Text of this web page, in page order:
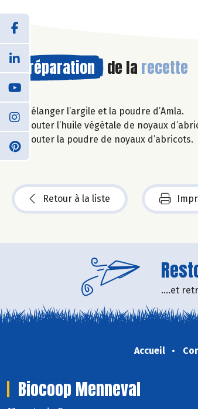
Préparation de la recette
Mélanger l’argile et la poudre d’Amla.
Ajouter l’huile végétale de noyaux
Ajouter la poudre de noyaux d’abricots.
Retour à la liste
....et
Accueil
Biocoop Menneval